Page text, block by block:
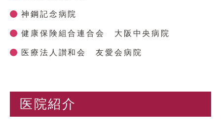
神鋼記念病院
健康保険組合連合会 大阪中央病院
医療法人讃和会 友愛会病院
医院紹介